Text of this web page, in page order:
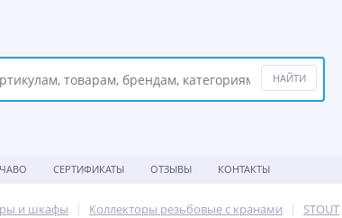
ЧАВО СЕРТИФИКАТЫ ОТЗЫВЫ КОНТАКТЫ
и шкафы Коллекторы резьбовые с кранами STOUT